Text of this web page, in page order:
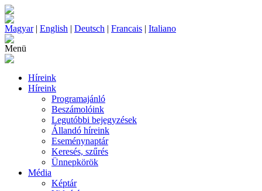
Magyar| English | Deutsch | Francais | Italiano
Menü
Híreink
Híreink
Programajánló
Beszámolóink
Legutóbbi bejegyzések
Állandó híreink
Eseménynaptár
Keresés, szűrés
Ünnepkörök
Média
Képtár